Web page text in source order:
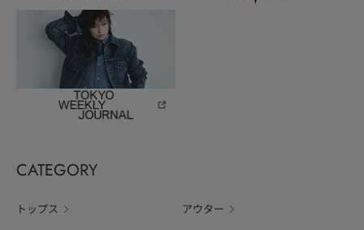
CATEGORY
トップス アウター